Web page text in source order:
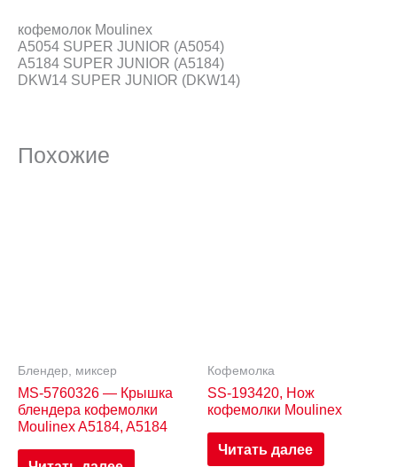
кофемолок Moulinex
A5054 SUPER JUNIOR (A5054)
A5184 SUPER JUNIOR (A5184)
DKW14 SUPER JUNIOR (DKW14)
Похожие
Блендер, миксер
MS-5760326 — Крышка
блендера кофемолки
Moulinex A5184, A5184
Кофемолка
SS-193420, Нож
кофемолки Moulinex
Читать далее